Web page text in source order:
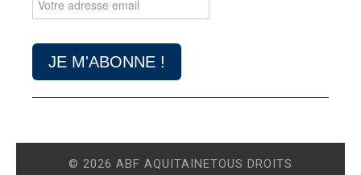
© 2026 ABF AQUITAINETOUS DROITS